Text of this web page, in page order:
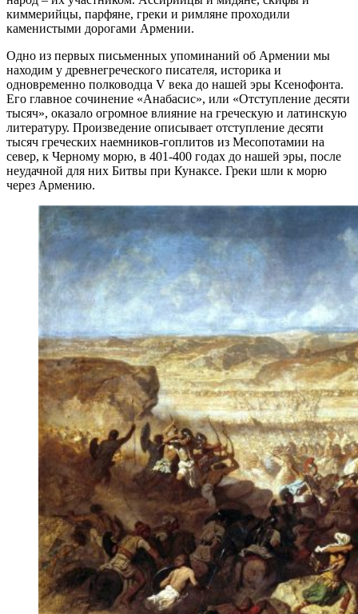
киммерийцы, парфяне, греки и римляне проходили
каменистыми дорогами Армении.
Одно из первых письменных упоминаний об Армении мы
находим у древнегреческого писателя, историка и
одновременно полководца V века до нашей эры Ксенофонта.
Его главное сочинение «Анабасис», или «Отступление десяти
тысяч», оказало огромное влияние на греческую и латинскую
литературу. Произведение описывает отступление десяти
тысяч греческих наемников-гоплитов из Месопотамии на
север, к Черному морю, в 401-400 годах до нашей эры, после
неудачной для них Битвы при Кунаксе. Греки шли к морю
через Армению.